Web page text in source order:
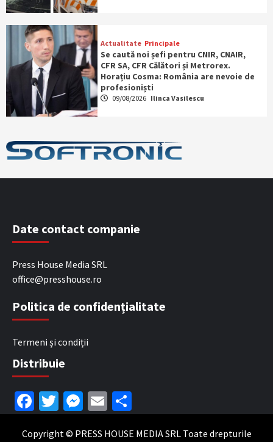
Actualitate Principale
Se caută noi șefi pentru CNIR, CNAIR,
CFR SA, CFR Călători și Metrorex.
Horațiu Cosma: România are nevoie de
profesioniști
09/08/2026 Ilinca Vasilescu
Date contact companie
Press House Media SRL
office@presshouse.ro
Politica de confidențialitate
Termeni și condiții
Distribuie
Facebook
Twitter
Messenger
Email
Copyright © PRESS HOUSE MEDIA SRL Toate drepturile